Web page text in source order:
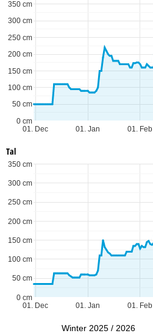
01. Dec 01. Jan 01. Feb
0 cm
50 cm
100 cm
150 cm
200 cm
250 cm
300 cm
350 cm
Tal
01. Dec 01. Jan 01. Feb
0 cm
50 cm
100 cm
150 cm
200 cm
250 cm
300 cm
350 cm
Winter 2025 / 2026